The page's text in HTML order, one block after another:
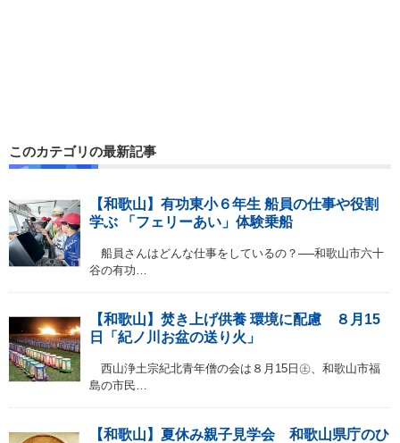
このカテゴリの最新記事
【和歌山】有功東小６年生 船員の仕事や役割
学ぶ 「フェリーあい」体験乗船
船員さんはどんな仕事をしているの？──和歌山市六十
谷の有功…
【和歌山】焚き上げ供養 環境に配慮 ８月15
日「紀ノ川お盆の送り火」
西山浄土宗紀北青年僧の会は８月15日㊏、和歌山市福
島の市民…
【和歌山】夏休み親子見学会 和歌山県庁のひ